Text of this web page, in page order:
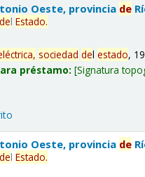
Oeste, provincia de
delEstado.
sociedad delestado,
préstamo: Signatura
Oeste, provincia de
delEstado.